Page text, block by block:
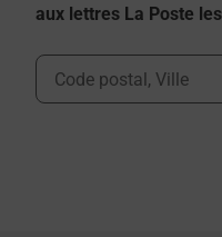
aux lettres La Poste
Ville, Département,